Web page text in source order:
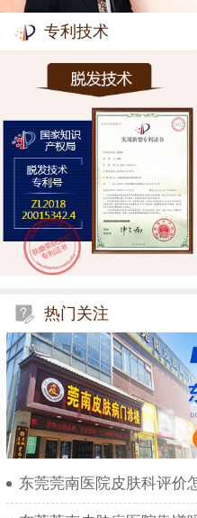
专利技术
热门关注
东莞莞南医院皮肤科评价